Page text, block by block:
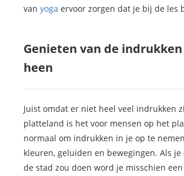
van yoga ervoor zorgen dat je bij de les
Genieten van de
heen
Juist omdat er niet heel veel indrukken
platteland is het voor mensen op het
normaal om indrukken in je op te
kleuren, geluiden en bewegingen. Als
de stad zou doen word je misschien